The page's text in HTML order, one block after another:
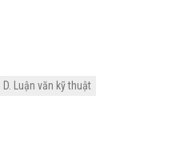
D. Luận văn kỹ thuật